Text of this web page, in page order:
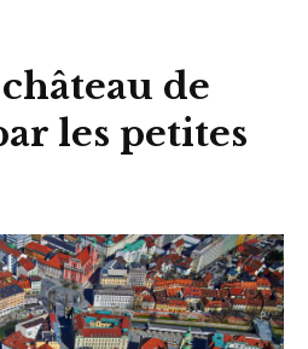
de
les petites